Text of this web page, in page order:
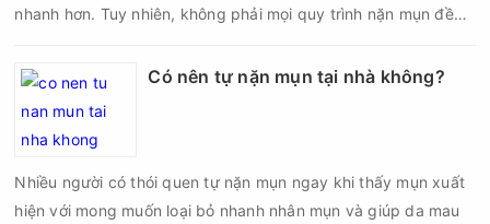
nhanh hơn. Tuy nhiên, không phải mọi quy trình nặn mụn đều
sai kỹ thuật hoặc lấy nhân mụn không đúng thời điểm, làn da
Có nên tự nặn mụn tại nhà không?
Nhiều người có thói quen tự nặn mụn ngay khi thấy mụn xuất
hiện với mong muốn loại bỏ nhanh nhân mụn và giúp da mau